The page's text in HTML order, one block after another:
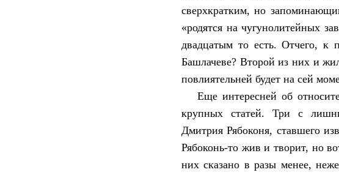
сверхкратким, но
«родятся на чугунолитейных
двадцатым то есть. Отчего, к
Башлачеве? Второй из них и
повлиятельней будет на сей
Еще интересней об
крупных статей. Три с
Дмитрия Рябоконя, ставшего
Рябоконь-то жив и творит, но
них сказано в разы менее,